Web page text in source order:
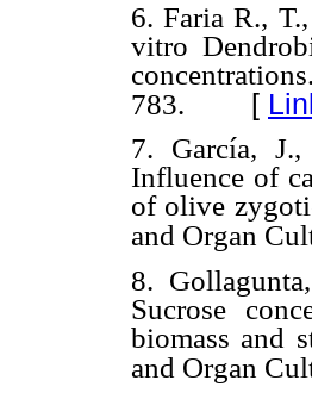
6. Faria R.,
vitro
783. [
7. García,
Influence of
of olive
and Organ
8.
Sucrose
biomass and
and Organ